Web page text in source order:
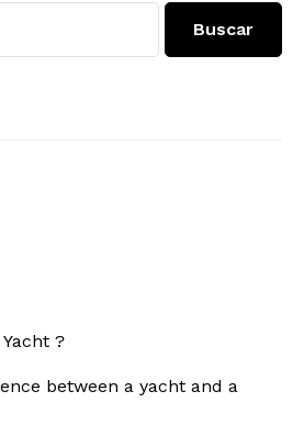
Buscar
?
between a yacht and a